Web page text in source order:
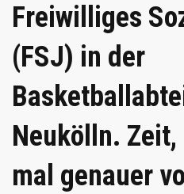
Freiwilliges
(FSJ) in der
Neukölln.
mal genauer